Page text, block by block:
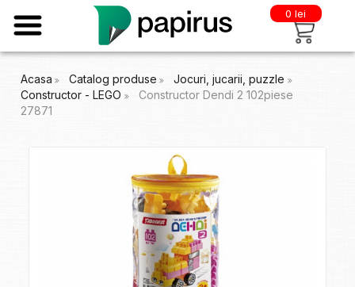
0 lei
Acasa Catalog produse
Jocuri, jucarii, puzzle
Constructor - LEGO
Constructor Dendi 2 102piese
27871